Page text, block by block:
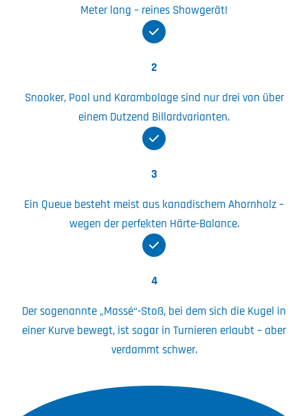
Meter lang – reines Showgerät!
2
Snooker, Pool und Karambolage sind nur drei von über
einem Dutzend Billardvarianten.
3
Ein Queue besteht meist aus kanadischem Ahornholz –
wegen der perfekten Härte-Balance.
4
Der sogenannte „Massé“-Stoß, bei dem sich die Kugel in
einer Kurve bewegt, ist sogar in Turnieren erlaubt – aber
verdammt schwer.